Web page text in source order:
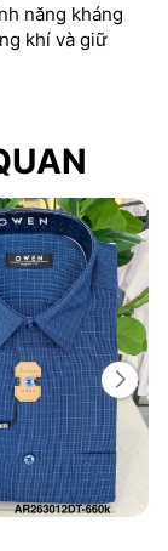
năng kháng
khí và giữ